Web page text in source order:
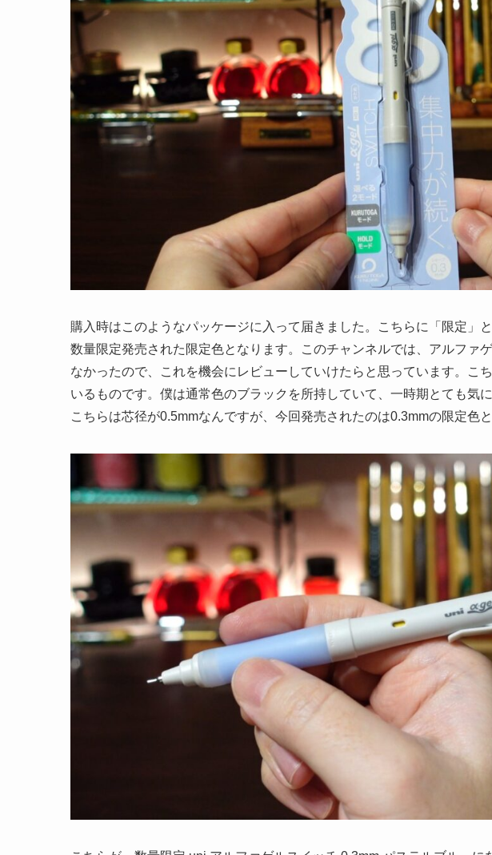
購入時はこのようなパッケージに入って届きました。こちらに「限定」
数量限定発売された限定色となります。このチャンネルでは、アルファ
なかったので、これを機会にレビューしていけたらと思っています。こ
いるものです。僕は通常色のブラックを所持していて、一時期とても気
こちらは芯径が0.5mmなんですが、今回発売されたのは0.3mmの限定色